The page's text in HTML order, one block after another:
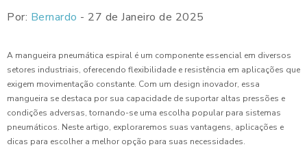
Por: Bernardo - 27 de Janeiro de 2025
A mangueira pneumática espiral é um componente essencial em diversos
setores industriais, oferecendo flexibilidade e resistência em aplicações que
exigem movimentação constante. Com um design inovador, essa
mangueira se destaca por sua capacidade de suportar altas pressões e
condições adversas, tornando-se uma escolha popular para sistemas
pneumáticos. Neste artigo, exploraremos suas vantagens, aplicações e
dicas para escolher a melhor opção para suas necessidades.